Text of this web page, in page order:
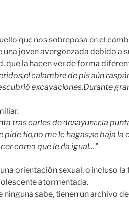
que nos sobrepasa en el
joven avergonzada debido a
que la hacen ver de forma
calambre de pis aún
excavaciones.Durante
tras darles de desayunar,la
tío,no me lo hagas,se baja la
como que le da igual…”
orientación sexual, o incluso la
atormentada.
ninguna sabe, tienen un archivo